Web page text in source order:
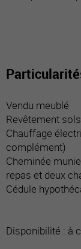
Vendu meublé
Revêtement
Chauffage
complément)
Cheminée
repas et deux
Cédule
Disponibilité : à